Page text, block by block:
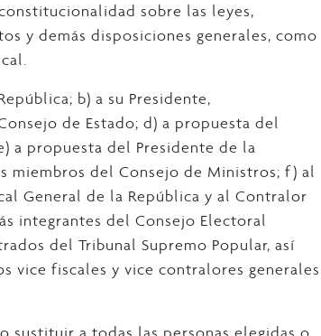
sobre las leyes,
y demás disposiciones generales, como
b) a su Presidente,
de Estado; d) a propuesta del
a propuesta del Presidente de la
miembros del Consejo de Ministros; f) al
General de la República y al Contralor
integrantes del Consejo Electoral
del Tribunal Supremo Popular, así
vice fiscales y vice contralores generales